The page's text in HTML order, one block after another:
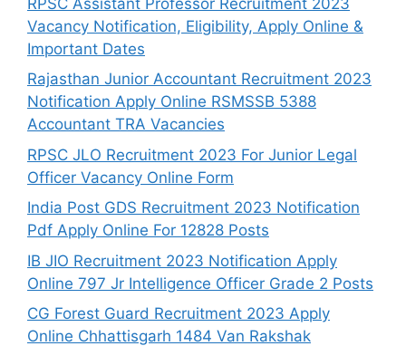
Vacancy Notification, Eligibility, Apply Online &
Important Dates
Rajasthan Junior Accountant Recruitment 2023
Notification Apply Online RSMSSB 5388
Accountant TRA Vacancies
RPSC JLO Recruitment 2023 For Junior Legal
Officer Vacancy Online Form
India Post GDS Recruitment 2023 Notification
Pdf Apply Online For 12828 Posts
IB JIO Recruitment 2023 Notification Apply
Online 797 Jr Intelligence Officer Grade 2 Posts
CG Forest Guard Recruitment 2023 Apply
Online Chhattisgarh 1484 Van Rakshak